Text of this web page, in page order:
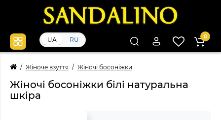
UA RU 0
Жіноче взуття Жіночі босоніжки
Жіночі босоніжки білі натуральна
шкіра